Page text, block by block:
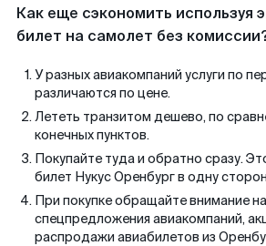
Как еще сэкономить используя
билет на самолет без
У разных авиакомпаний услуги по
различаются по цене.
Лететь транзитом дешево, по
конечных пунктов.
Покупайте туда и обратно сразу.
билет Нукус Оренбург в одну
При покупке обращайте внимание
спецпредложения авиакомпаний,
распродажи авиабилетов из